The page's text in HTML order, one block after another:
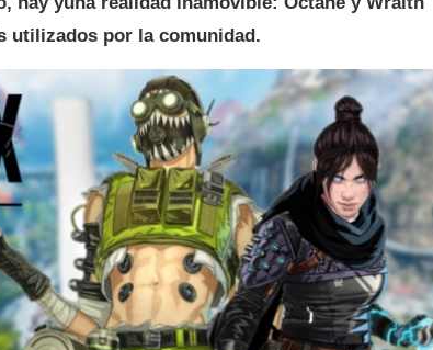
utilizados por la comunidad.